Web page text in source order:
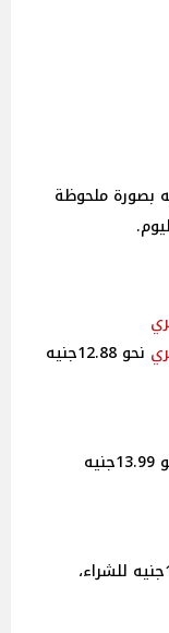
بصورة ملحوظة
نحو 12.88جنيه
نحو 13.99جنيه
نحو 13.00جنيه للشراء،